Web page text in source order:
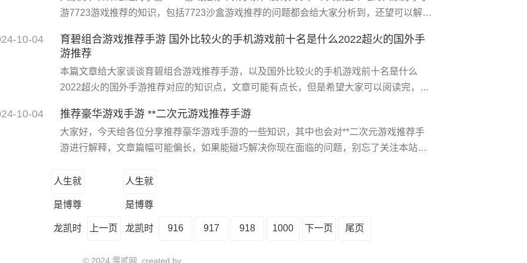
游7723游戏推荐的知识，包括7723沙盒游戏推荐的问题都会给大家分析到，还望可以解决
天空、爱吾、骑士助手、7723、指姆玩、叉叉助手、葫芦侠、虫虫助手、酷鱼游戏宝盒、
taptap。但我要介绍的是以下两款游戏盒： 1、逗游游戏盒
10-04
育碧组合游戏推荐手游 国外比较火的手机游戏前十名是什么2022超火的国外手
游推荐
本篇文章给大家谈谈育碧组合游戏推荐手游，以及国外比较火的手机游戏前十名是什么
2022超火的国外手游推荐对应的知识点，文章可能有点长，但是希望大家可以阅读完，增
喔。 一、国外比较火的手机游戏前十名是什么2022超火的国外手游推荐 2022年，随着智
能手机的不断普及和游戏市场的不断扩大，越来越多的人开始玩手游
10-04 推荐豪华游戏手游 **二次元游戏推荐手游
大家好，今天给各位分享推荐豪华游戏手游的一些知识，其中也会对**二次元游戏推荐手
游进行解释，文章篇幅可能偏长，如果能碰巧解决你现在面临的问题，别忘了关注本站，
结redive、苍蓝誓约。 1、灵魂潮汐 灵魂潮汐是2021日系回合制手游，主打地下城迷宫探
人生就
是博尊
龙凯时 上一页
人生就
是博尊
龙凯时 916 917 918 1000 下一页 尾页
© 2024 零贰网, created by